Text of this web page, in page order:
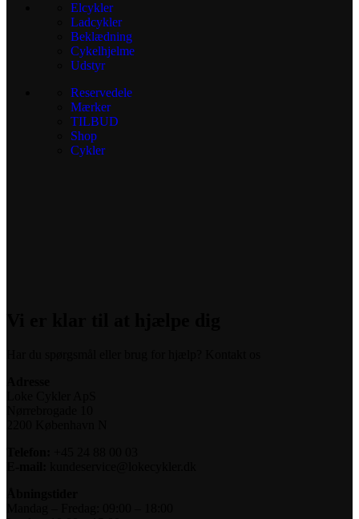
Elcykler
Ladcykler
Beklædning
Cykelhjelme
Udstyr
Reservedele
Mærker
TILBUD
Shop
Cykler